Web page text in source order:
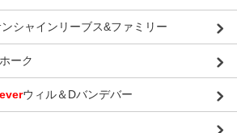
シャインリーブス&ファミリー
ーク
ウィル＆Dバンデバー